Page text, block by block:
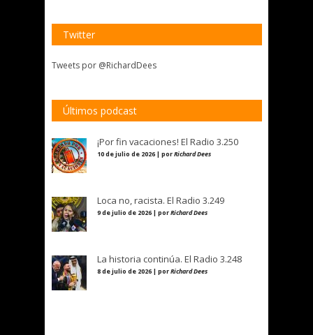
Twitter
Tweets por @RichardDees
Últimos podcast
¡Por fin vacaciones! El Radio 3.250
10 de julio de 2026 | porRichard Dees
Loca no, racista. El Radio 3.249
9 de julio de 2026 | porRichard Dees
La historia continúa. El Radio 3.248
8 de julio de 2026 | porRichard Dees